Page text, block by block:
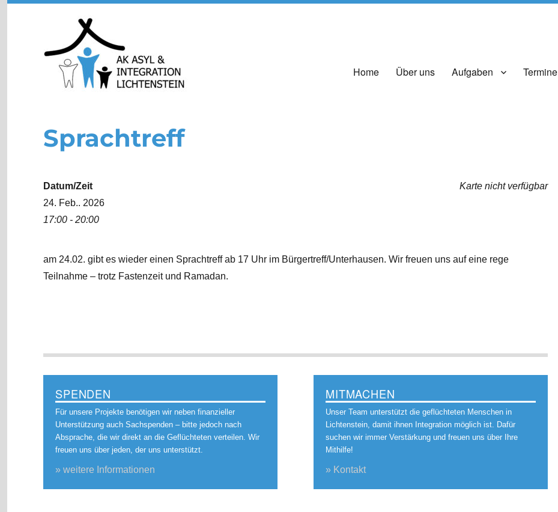
Home Über uns Aufgaben Termine
Sprachtreff
Karte nicht verfügbar
Datum/Zeit
24. Feb.. 2026
17:00 - 20:00
am 24.02. gibt es wieder einen Sprachtreff ab 17 Uhr im Bürgertreff/Unterhausen. Wir freuen uns auf eine rege
Teilnahme – trotz Fastenzeit und Ramadan.
SPENDEN
Für unsere Projekte benötigen wir neben finanzieller
Unterstützung auch Sachspenden – bitte jedoch nach
Absprache, die wir direkt an die Geflüchteten verteilen. Wir
freuen uns über jeden, der uns unterstützt.
» weitere Informationen
MITMACHEN
Unser Team unterstützt die geflüchteten Menschen in
Lichtenstein, damit ihnen Integration möglich ist. Dafür
suchen wir immer Verstärkung und freuen uns über Ihre
Mithilfe!
» Kontakt